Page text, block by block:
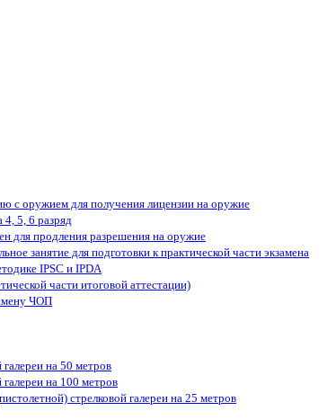
с оружием для получения лицензии на оружие
5, 6 разряд
для продления разрешения на оружие
занятие для подготовки к практической части экзамена
IPSC и IPDA
части итоговой аттестации)
ЧОП
на 50 метров
на 100 метров
стрелковой галереи на 25 метров